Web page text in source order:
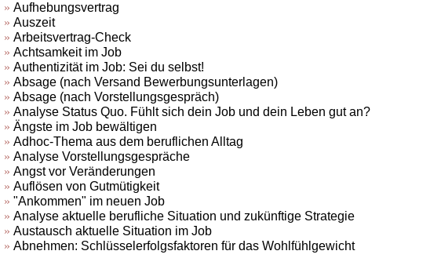
Aufhebungsvertrag
Auszeit
Arbeitsvertrag-Check
Achtsamkeit im Job
Authentizität im Job: Sei du selbst!
Absage (nach Versand Bewerbungsunterlagen)
Absage (nach Vorstellungsgespräch)
Analyse Status Quo. Fühlt sich dein Job und dein Leben gut an?
Ängste im Job bewältigen
Adhoc-Thema aus dem beruflichen Alltag
Analyse Vorstellungsgespräche
Angst vor Veränderungen
Auflösen von Gutmütigkeit
"Ankommen" im neuen Job
Analyse aktuelle berufliche Situation und zukünftige Strategie
Austausch aktuelle Situation im Job
Abnehmen: Schlüsselerfolgsfaktoren für das Wohlfühlgewicht